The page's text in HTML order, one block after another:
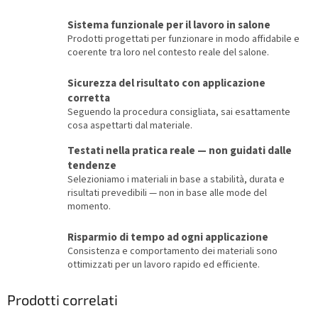
Sistema funzionale per il lavoro in salone
Prodotti progettati per funzionare in modo affidabile e
coerente tra loro nel contesto reale del salone.
Sicurezza del risultato con applicazione
corretta
Seguendo la procedura consigliata, sai esattamente
cosa aspettarti dal materiale.
Testati nella pratica reale — non guidati dalle
tendenze
Selezioniamo i materiali in base a stabilità, durata e
risultati prevedibili — non in base alle mode del
momento.
Risparmio di tempo ad ogni applicazione
Consistenza e comportamento dei materiali sono
ottimizzati per un lavoro rapido ed efficiente.
Prodotti correlati